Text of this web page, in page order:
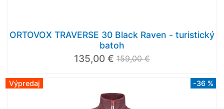
ORTOVOX TRAVERSE 30 Black Raven - turistický
batoh
135,00 € 159,00 €
Výpredaj -36 %